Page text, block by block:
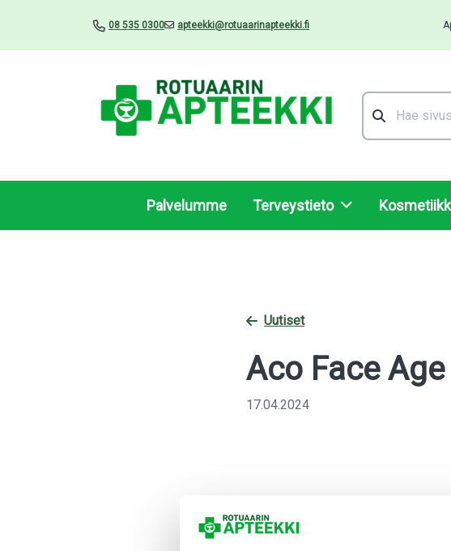
08 535 0300 apteekki@rotuaarinapteekki.fi
Hae
Palvelumme Terveystieto
Uutiset
Aco Face
17.04.2024